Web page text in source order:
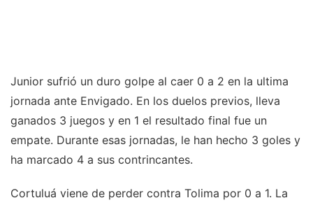
Junior sufrió un duro golpe al caer 0 a 2 en la ultima
jornada ante Envigado. En los duelos previos, lleva
ganados 3 juegos y en 1 el resultado final fue un
empate. Durante esas jornadas, le han hecho 3 goles y
ha marcado 4 a sus contrincantes.
Cortuluá viene de perder contra Tolima por 0 a 1. La